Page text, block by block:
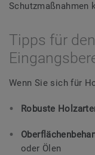
Schutzmaßnahmen
Tipps für
Wenn Sie sich für
Robuste
oder Ölen